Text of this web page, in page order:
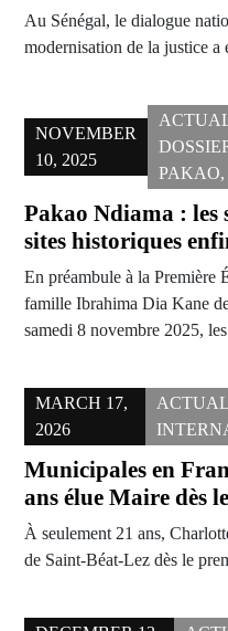
Au Sénégal, le dialogue
modernisation de la justice
NOVEMBER
10, 2025
PAKAO,
Pakao Ndiama : les
sites historiques
En préambule à la Première
famille Ibrahima Dia Kane
samedi 8 novembre 2025,
MARCH 17,
2026
Municipales en
ans élue Maire dès
À seulement 21 ans,
de Saint-Béat-Lez dès le